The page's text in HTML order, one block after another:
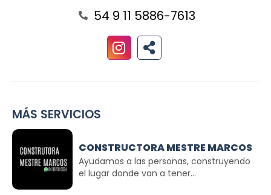
54 9 11 5886-7613
MÁS SERVICIOS
CONSTRUCTORA MESTRE MARCOS
Ayudamos a las personas, construyendo
el lugar donde van a tener...